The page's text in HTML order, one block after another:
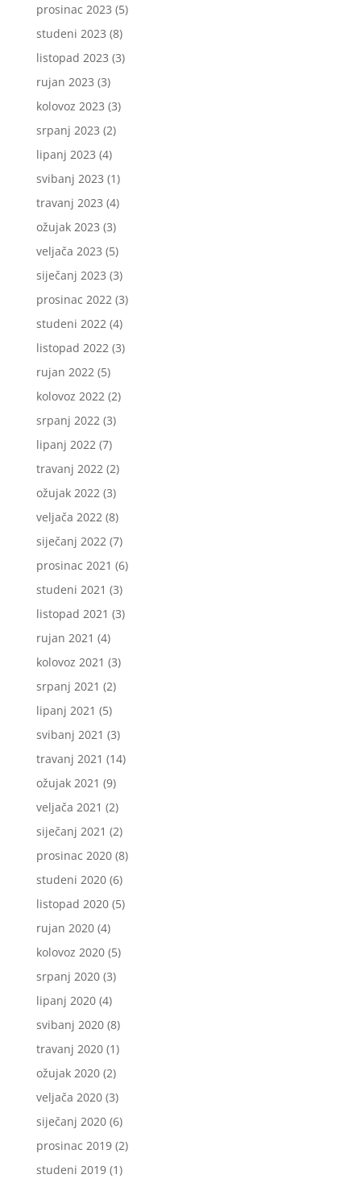
prosinac 2023 (5)
studeni 2023 (8)
listopad 2023 (3)
rujan 2023 (3)
kolovoz 2023 (3)
srpanj 2023 (2)
lipanj 2023 (4)
svibanj 2023 (1)
travanj 2023 (4)
ožujak 2023 (3)
veljača 2023 (5)
siječanj 2023 (3)
prosinac 2022(3)
studeni 2022(4)
listopad 2022(3)
rujan 2022(5)
kolovoz 2022(2)
srpanj 2022(3)
lipanj 2022(7)
travanj 2022(2)
ožujak 2022(3)
veljača 2022(8)
siječanj 2022(7)
prosinac 2021 (6)
studeni 2021 (3)
listopad 2021 (3)
rujan 2021 (4)
kolovoz 2021 (3)
srpanj 2021 (2)
lipanj 2021 (5)
svibanj 2021 (3)
travanj 2021 (14)
ožujak 2021 (9)
veljača 2021 (2)
siječanj 2021 (2)
prosinac 2020(8)
studeni 2020(6)
listopad 2020(5)
rujan 2020(4)
kolovoz 2020(5)
srpanj 2020(3)
lipanj 2020(4)
svibanj 2020(8)
travanj 2020(1)
ožujak 2020(2)
veljača 2020(3)
siječanj 2020(6)
prosinac 2019(2)
studeni 2019(1)